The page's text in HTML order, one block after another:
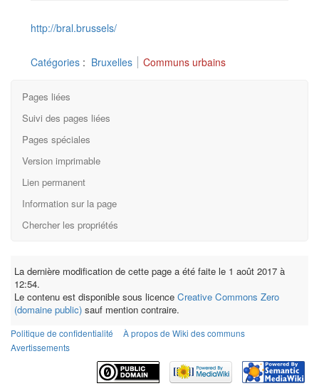
http://bral.brussels/
Catégories : Bruxelles Communs urbains
Pages liées
Suivi des pages liées
Pages spéciales
Version imprimable
Lien permanent
Information sur la page
Chercher les propriétés
La dernière modification de cette page a été faite le 1 août 2017 à
12:54.
Le contenu est disponible sous licence Creative Commons Zero
(domaine public) sauf mention contraire.
Politique de confidentialité
À propos de Wiki des communs
Avertissements